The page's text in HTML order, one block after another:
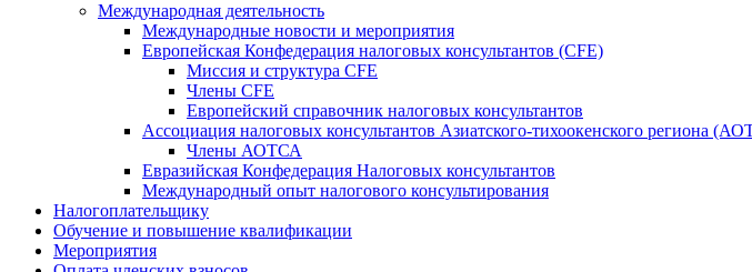
Международная деятельность
Международные новости и мероприятия
Европейская Конфедерация налоговых консультантов (CFE)
Миссия и структура CFE
Члены CFE
Европейский справочник налоговых консультантов
Ассоциация налоговых консультантов Азиатского-тихоокенского региона
Члены АОТСА
Евразийская Конфедерация Налоговых консультантов
Международный опыт налогового консультирования
Налогоплательщику
Обучение и повышение квалификации
Мероприятия